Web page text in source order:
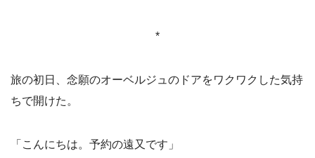
*
旅の初日、念願のオーベルジュのドアをワクワクした気持
ちで開けた。
「こんにちは。予約の遠又です」